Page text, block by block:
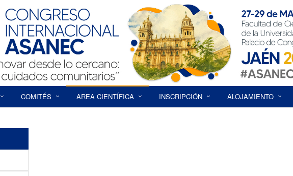
COMITÉS AREA CIENTÍFICA INSCRIPCIÓN ALOJAMIENTO